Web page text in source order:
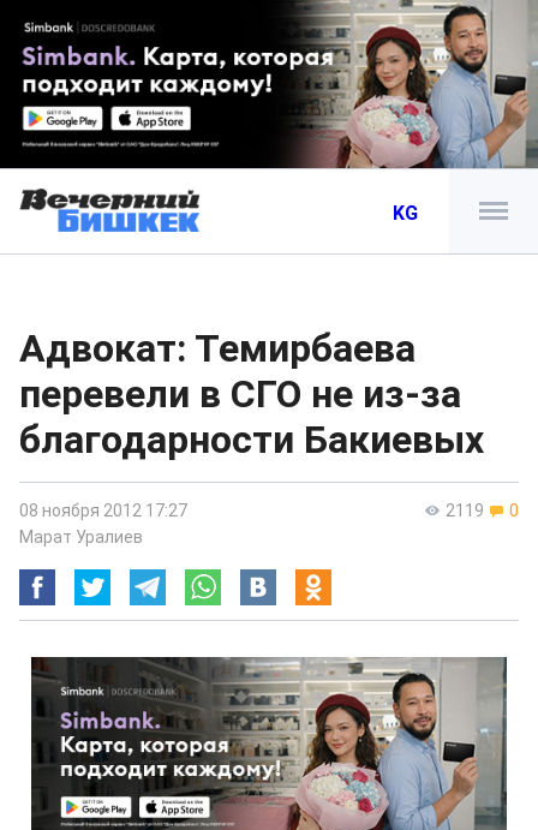
KG
Адвокат: Темирбаева
перевели в СГО не из-за
благодарности Бакиевых
2119 0
08 ноября 2012 17:27
Марат Уралиев